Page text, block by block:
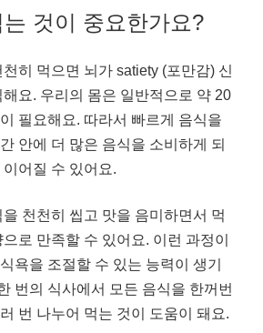
것이 중요한가요?
천히 먹으면 뇌가 satiety (포만감) 신
해요. 우리의 몸은 일반적으로 약 20
필요해요. 따라서 빠르게 음식을
안에 더 많은 음식을 소비하게 되
어질 수 있어요.
을 천천히 씹고 맛을 음미하면서 먹
로 만족할 수 있어요. 이런 과정이
욕을 조절할 수 있는 능력이 생기
번의 식사에서 모든 음식을 한꺼번
번 나누어 먹는 것이 도움이 돼요.